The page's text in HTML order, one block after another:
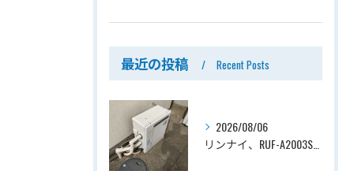
最近の投稿 Recent Posts
2026/08/06
リンナイ、RUF-A2003SAG(A)→ノーリツ、GT-C2072SAR-1 BL、20号、エコジョーズ、オート、屋外据置型、給湯器交換工事ー埼玉県上尾市平塚